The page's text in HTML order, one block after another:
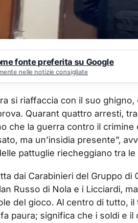
fonte preferita su Google
nelle notizie consigliate
si riaffaccia con il suo
Quarant quattro arresti,
che la guerra contro il crimine
ma un’insidia presente”,
pattuglie riecheggiano tra le
dai Carabinieri del Gruppo di
Russo di Nola e i Licciardi,
del gioco. Al centro di tutto,
paura; significa che i soldi e